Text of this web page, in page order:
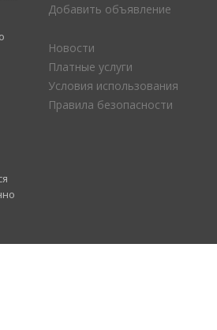
Добавить объявление
Новости
Платные услуги
Условия использования
Правила безопасности